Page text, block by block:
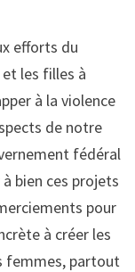
efforts du
les filles à
à la violence
de notre
fédéral
bien ces projets
pour
à créer les
femmes, partout